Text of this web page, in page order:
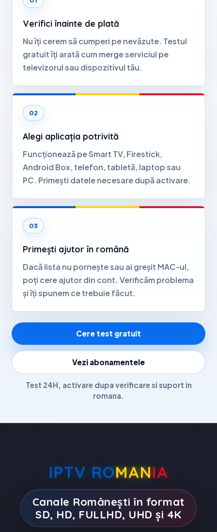
Verifici înainte de plată
Nu îți cerem să cumperi pe nevăzute. Testul
gratuit îți arată cum merge serviciul pe
televizorul sau dispozitivul tău.
Alegi aplicația potrivită
Funcționează pe Smart TV, Firestick,
Android Box, telefon, tabletă, laptop sau
PC. Primești datele necesare după activare.
Primești ajutor în română
Dacă lista nu pornește sau ai greșit MAC-ul,
poți cere ajutor din cont. Verificăm problema
și îți spunem ce trebuie făcut.
Cere test gratuit
Vezi abonamentele
Test 24H, activare dupa verificare si suport in
romana.
IPTV ROMANIA
Canale Românești în format
SD, HD, FULLHD, UHD și 4K